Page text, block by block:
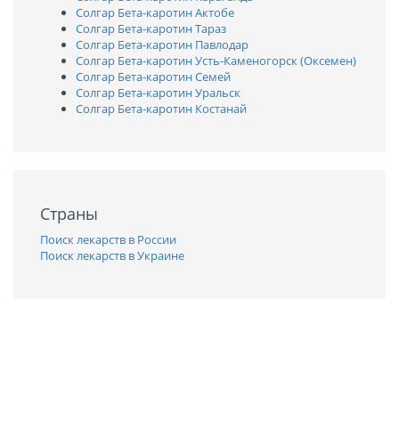
Солгар Бета-каротин Актобе
Солгар Бета-каротин Тараз
Солгар Бета-каротин Павлодар
Солгар Бета-каротин Усть-Каменогорск (Оксемен)
Солгар Бета-каротин Семей
Солгар Бета-каротин Уральск
Солгар Бета-каротин Костанай
Страны
Поиск лекарств в России
Поиск лекарств в Украине